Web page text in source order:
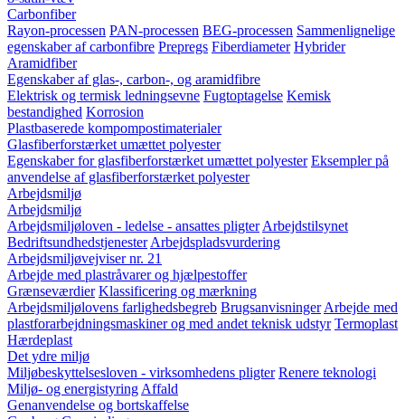
Carbonfiber
Rayon-processen PAN-processen BEG-processen Sammenlignelige
egenskaber af carbonfibre Prepregs Fiberdiameter Hybrider
Aramidfiber
Egenskaber af glas-, carbon-, og aramidfibre
Elektrisk og termisk ledningsevne Fugtoptagelse Kemisk
bestandighed Korrosion
Plastbaserede kompompostimaterialer
Glasfiberforstærket umættet polyester
Egenskaber for glasfiberforstærket umættet polyester Eksempler på
anvendelse af glasfiberforstærket polyester
Arbejdsmiljø
Arbejdsmiljø
Arbejdsmiljøloven - ledelse - ansattes pligter Arbejdstilsynet
Bedriftsundhedstjenester Arbejdspladsvurdering
Arbejdsmiljøvejviser nr. 21
Arbejde med plastråvarer og hjælpestoffer
Grænseværdier Klassificering og mærkning
Arbejdsmiljølovens farlighedsbegreb Brugsanvisninger Arbejde med
plastforarbejdningsmaskiner og med andet teknisk udstyr Termoplast
Hærdeplast
Det ydre miljø
Miljøbeskyttelsesloven - virksomhedens pligter Renere teknologi
Miljø- og energistyring Affald
Genanvendelse og bortskaffelse